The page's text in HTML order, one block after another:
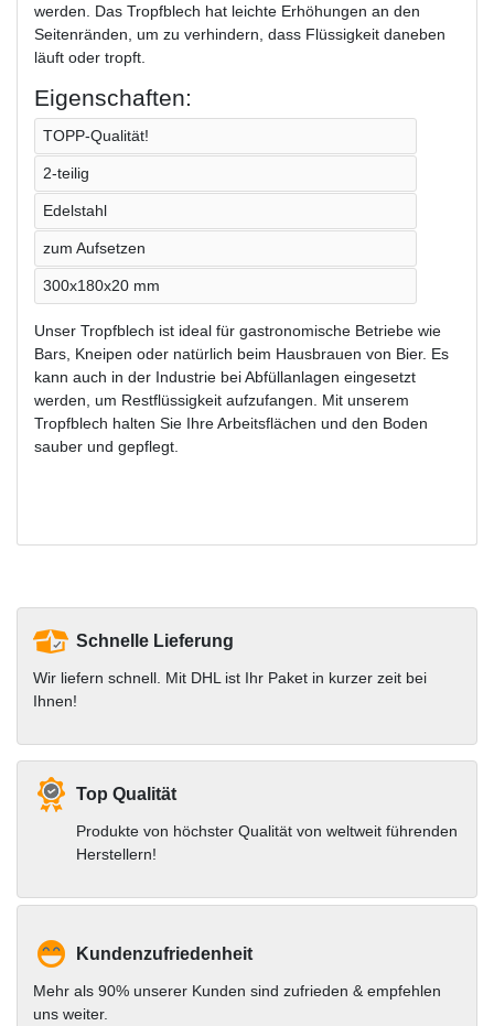
werden. Das Tropfblech hat leichte Erhöhungen an den
Seitenränden, um zu verhindern, dass Flüssigkeit daneben
läuft oder tropft.
Eigenschaften:
TOPP-Qualität!
2-teilig
Edelstahl
zum Aufsetzen
300x180x20 mm
Unser Tropfblech ist ideal für gastronomische Betriebe wie
Bars, Kneipen oder natürlich beim Hausbrauen von Bier. Es
kann auch in der Industrie bei Abfüllanlagen eingesetzt
werden, um Restflüssigkeit aufzufangen. Mit unserem
Tropfblech halten Sie Ihre Arbeitsflächen und den Boden
sauber und gepflegt.
Schnelle Lieferung
Wir liefern schnell. Mit DHL ist Ihr Paket in kurzer zeit bei
Ihnen!
Top Qualität
Produkte von höchster Qualität von weltweit führenden
Herstellern!
Kundenzufriedenheit
Mehr als 90% unserer Kunden sind zufrieden & empfehlen
uns weiter.